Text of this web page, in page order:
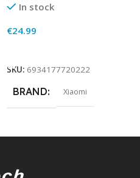
In stock
€24.99
SKU: 6934177720222
BRAND Xiaomi